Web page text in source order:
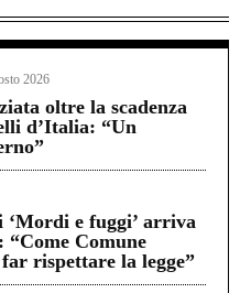
2026
oltre la scadenza
d’Italia: “Un
‘Mordi e fuggi’ arriva
Comune
rispettare la legge”